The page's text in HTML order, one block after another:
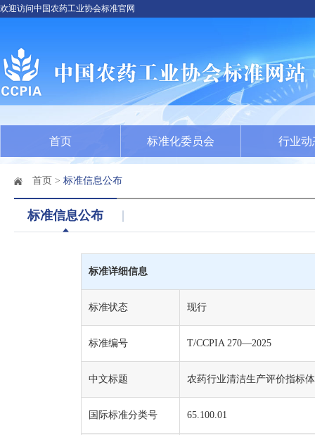
欢迎访问中国农药工业协会标准官网
首页 标准化委员会 行业动
首页 > 标准信息公布
标准信息公布
标准详细信息
标准状态 现行
标准编号 T/CCPIA 270—2025
中文标题 农药行业清洁生产评价指标
国际标准分类号 65.100.01